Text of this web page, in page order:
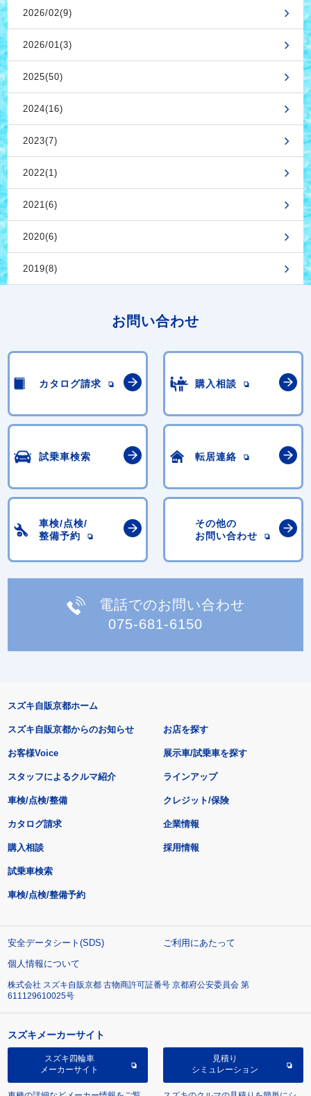
2026/02(9)
2026/01(3)
2025(50)
2024(16)
2023(7)
2022(1)
2021(6)
2020(6)
2019(8)
お問い合わせ
カタログ請求 購入相談
試乗車検索 転居連絡
車検/点検/
整備予約
その他の
お問い合わせ
電話でのお問い合わせ
075-681-6150
スズキ自販京都ホーム
スズキ自販京都からのお知らせ
お客様Voice
スタッフによるクルマ紹介
お店を探す
展示車/試乗車を探す
ラインアップ
車検/点検/整備 クレジット/保険
カタログ請求
購入相談
試乗車検索
車検/点検/整備予約
企業情報
採用情報
安全データシート(SDS)
ご利用にあたって
個人情報について
株式会社 スズキ自販京都 古物商許可証番号 京都府公安委員会 第
611129610025号
スズキメーカーサイト
スズキ四輪車
メーカーサイト
見積り
シミュレーション